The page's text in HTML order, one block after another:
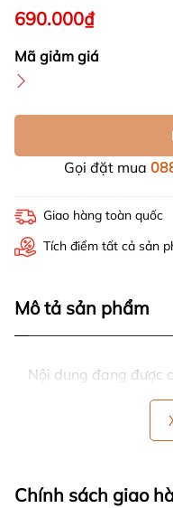
690.000₫
Mã giảm giá
Gọi đặt mua
Giao hàng toàn quốc
Tích điểm tất cả sản
Mô tả sản phẩm
Nội dung đang được
Chính sách giao